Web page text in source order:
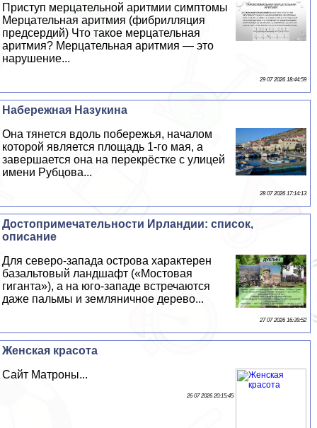
Приступ мерцательной аритмии симптомы
Мерцательная аритмия (фибрилляция
предсердий) Что такое мерцательная
аритмия? Мерцательная аритмия — это
нарушение...
29 07 2026 18:44:59
Набережная Назукина
Она тянется вдоль побережья, началом
которой является площадь 1-го мая, а
завершается она на перекрёстке с улицей
имени Рубцова...
28 07 2026 17:14:13
Достопримечательности Ирландии: список,
описание
Для северо-запада острова хаpaктерен
базальтовый ландшафт («Мостовая
гиганта»), а на юго-западе встречаются
даже пальмы и земляничное дерево...
27 07 2026 16:39:52
Женская красота
Сайт Матроны...
26 07 2026 20:15:45